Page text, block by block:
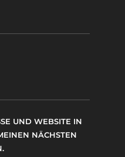
UND WEBSITE IN
NÄCHSTEN